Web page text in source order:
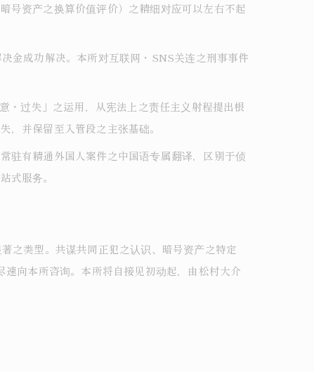
号资产之换算价值评价）之精细对应可以左右不起
金成功解决。本所对互联网・SNS关连之刑事事件
・过失」之运用，从宪法上之责任主义射程提出根
并保留至入管段之主张基础。
驻有精通外国人案件之中国语专属翻译，区别于侦
式服务。
之类型。共谋共同正犯之认识、暗号资产之特定
向本所咨询。本所将自接见初动起，由松村大介